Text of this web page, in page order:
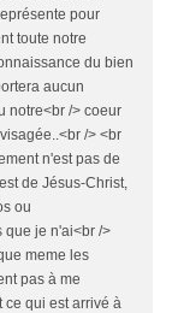
pour
toute notre
du bien
aucun
notre<br /> coeur
/> <br
n'est pas de
de Jésus-Christ,
ou
que je n'ai<br />
meme les
pas à me
ce qui est arrivé à